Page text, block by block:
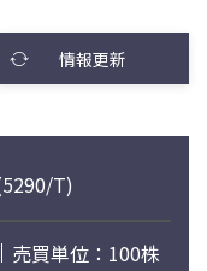
情報更新
T)
売買単位：100株